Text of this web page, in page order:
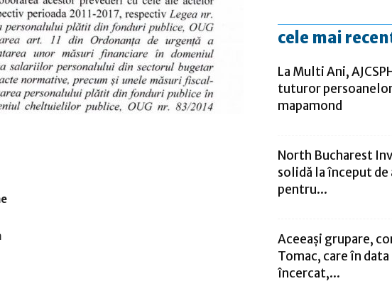
cele mai
La Multi Ani,
tuturor
mapamond
North Bucharest
solidă la început de
pentru...
Aceeași grupare,
Tomac, care în data
încercat,...